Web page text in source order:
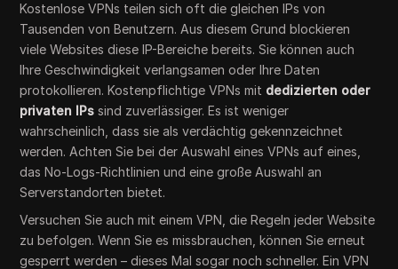
Kostenlose VPNs teilen sich oft die gleichen IPs von
Tausenden von Benutzern. Aus diesem Grund blockieren
viele Websites diese IP-Bereiche bereits. Sie können auch
Ihre Geschwindigkeit verlangsamen oder Ihre Daten
protokollieren. Kostenpflichtige VPNs mit dedizierten oder
privaten IPs sind zuverlässiger. Es ist weniger
wahrscheinlich, dass sie als verdächtig gekennzeichnet
werden. Achten Sie bei der Auswahl eines VPNs auf eines,
das No-Logs-Richtlinien und eine große Auswahl an
Serverstandorten bietet.
Versuchen Sie auch mit einem VPN, die Regeln jeder Website
zu befolgen. Wenn Sie es missbrauchen, können Sie erneut
gesperrt werden – dieses Mal sogar noch schneller. Ein VPN